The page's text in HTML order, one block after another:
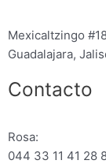
Mexicaltzingo
Guadalajara,
Contacto
Rosa:
044 33 11 41 28